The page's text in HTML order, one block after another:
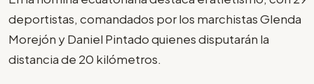
deportistas, comandados por los marchistas Glenda
Morejón y Daniel Pintado quienes disputarán la
distancia de 20 kilómetros.